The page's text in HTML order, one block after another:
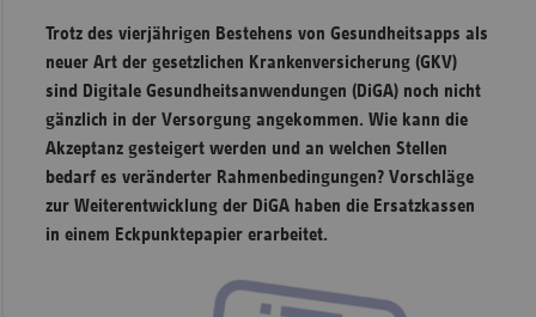
E-
teilen
Trotz des vierjährigen Bestehens von Gesundheitsapps als
neuer Art der gesetzlichen Krankenversicherung (GKV)
sind Digitale Gesundheitsanwendungen (DiGA) noch nicht
gänzlich in der Versorgung angekommen. Wie kann die
Akzeptanz gesteigert werden und an welchen Stellen
bedarf es veränderter Rahmenbedingungen? Vorschläge
zur Weiterentwicklung der DiGA haben die Ersatzkassen
in einem Eckpunktepapier erarbeitet.